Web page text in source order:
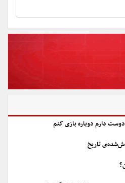
دوست دارم دوباره بازی کنم
تاریخ